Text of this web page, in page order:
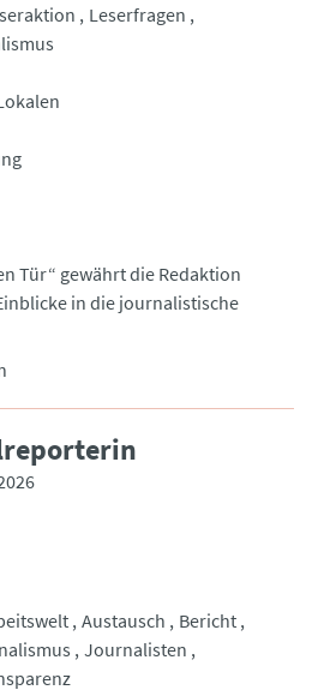
Leserfragen
Tür“ gewährt die Redaktion
in die journalistische
Austausch
Bericht
Journalisten